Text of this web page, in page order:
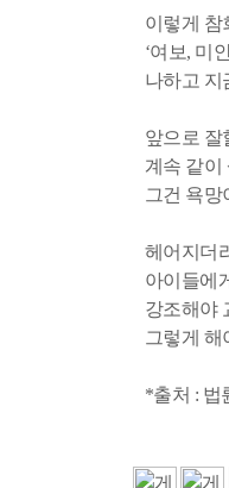
이렇게 참
‘여보, 미
나하고 지
앞으로 잘
계속 같이
그건 욕망
헤어지더
아이들에
강조해야
그렇게 해
*출처 : 법